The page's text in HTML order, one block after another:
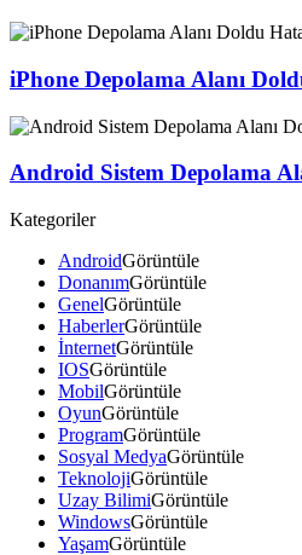
iPhone Depolama Alanı
Android Sistem Depolama
Kategoriler
AndroidGörüntüle
DonanımGörüntüle
GenelGörüntüle
HaberlerGörüntüle
İnternetGörüntüle
IOSGörüntüle
MobilGörüntüle
OyunGörüntüle
ProgramGörüntüle
Sosyal MedyaGörüntüle
TeknolojiGörüntüle
Uzay BilimiGörüntüle
WindowsGörüntüle
YaşamGörüntüle